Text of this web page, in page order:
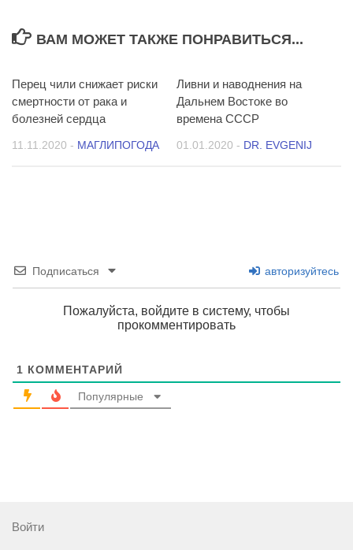
ВАМ МОЖЕТ ТАКЖЕ ПОНРАВИТЬСЯ...
Перец чили снижает риски
смертности от рака и
болезней сердца
11.11.2020 - МАГЛИПОГОДА
Ливни и наводнения на
Дальнем Востоке во
времена СССР
01.01.2020 - DR. EVGENIJ
Подписаться авторизуйтесь
Пожалуйста, войдите в систему, чтобы
прокомментировать
1 КОММЕНТАРИЙ
Популярные
Войти